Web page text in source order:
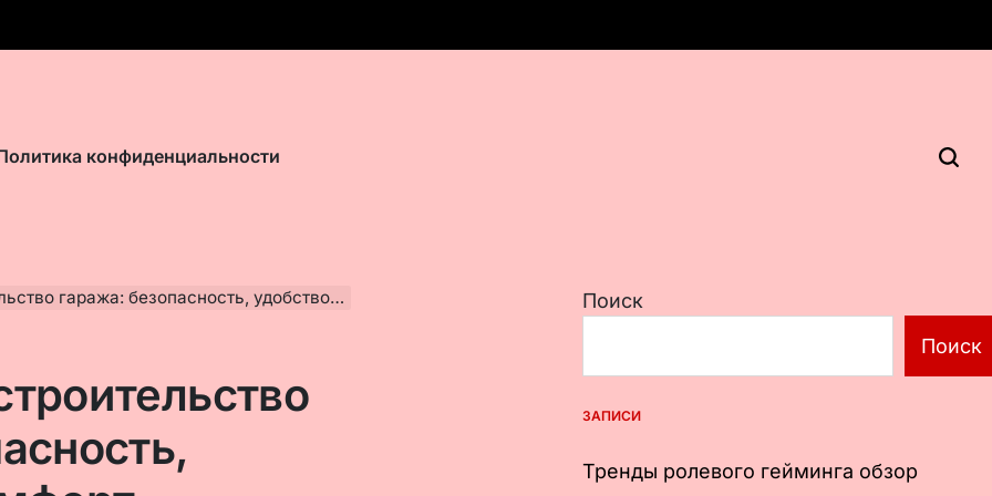
конфиденциальности
гаража: безопасность, удобство и комфорт
Поиск
Поиск
ЗАПИСИ
Тренды ролевого гейминга обзор